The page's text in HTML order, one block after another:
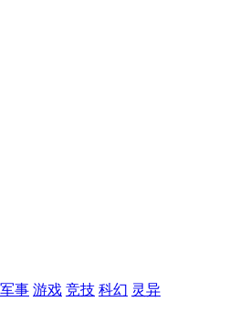
军事 游戏 竞技 科幻 灵异